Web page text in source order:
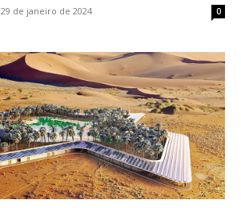
29 de janeiro de 2024 0